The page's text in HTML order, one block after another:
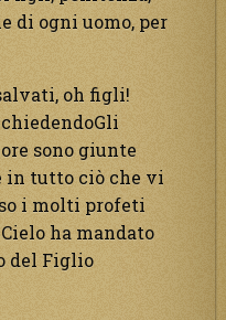
di ogni uomo, per
oh figli!
sono giunte
in tutto ciò che vi
i molti profeti
ha mandato
del Figlio